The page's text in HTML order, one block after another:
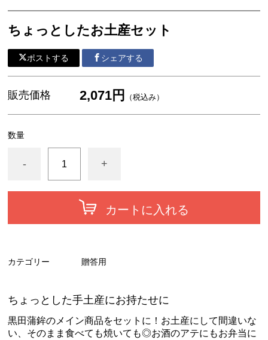
ちょっとしたお土産セット
ポストする シェアする
販売価格 2,071円 （税込み）
数量
- +
カートに入れる
カテゴリー 贈答用
ちょっとした手土産にお持たせに
黒田蒲鉾のメイン商品をセットに！お土産にして間違いな
い、そのまま食べても焼いても◎お酒のアテにもお弁当に